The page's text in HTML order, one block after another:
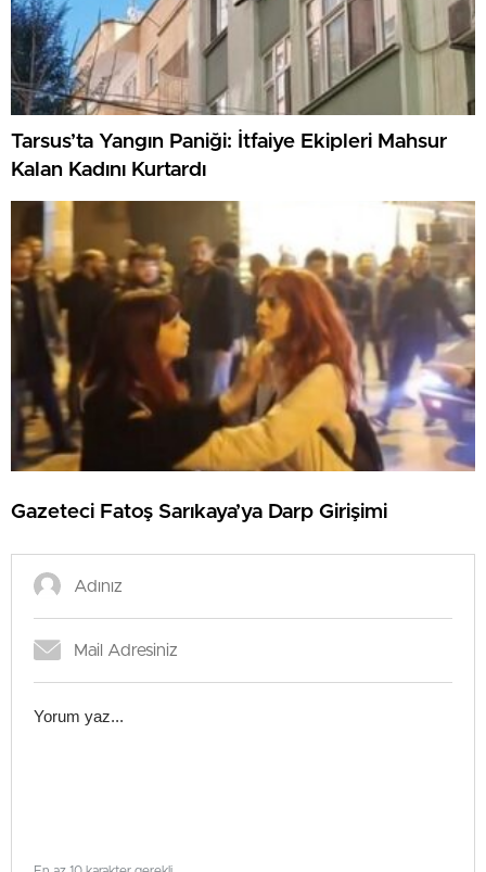
Tarsus’ta Yangın Paniği: İtfaiye Ekipleri Mahsur
Kalan Kadını Kurtardı
Gazeteci Fatoş Sarıkaya’ya Darp Girişimi